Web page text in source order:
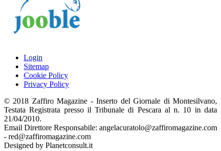
Login
Sitemap
Cookie Policy
Privacy Policy
© 2018 Zaffiro Magazine - Inserto del Giornale di Montesilvano,
Testata Registrata presso il Tribunale di Pescara al n. 10 in data
21/04/2010.
Email Direttore Responsabile: angelacuratolo@zaffiromagazine.com
- red@zaffiromagazine.com
Designed by Planetconsult.it